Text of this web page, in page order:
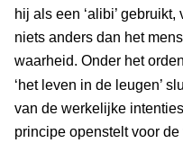
hij als een ‘alibi’
niets anders dan het
waarheid. Onder het
‘het leven in de leugen’
van de werkelijke
principe openstelt voor de